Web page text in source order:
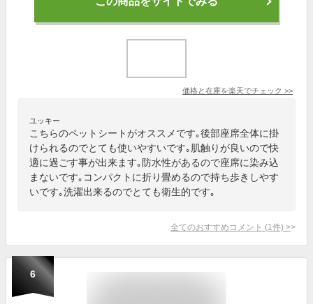
価格と在庫を楽天でチェック >>
ユッキー
こちらのペットシートがオススメです｡後部座席全体に掛
けられるのでとても使いやすいです｡肌触りが良いので快
適に過ごす事が出来ます｡防水性があるので座席に染み込
まないです｡コンパクトに折り畳めるので持ち歩きしやす
いです｡洗濯出来るのでとても衛生的です｡
全てのおすすめコメント (1 件) >
6